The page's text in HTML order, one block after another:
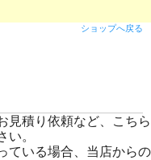
ショップへ戻る
見積り依頼など、こちら
い。
ている場合、当店からの